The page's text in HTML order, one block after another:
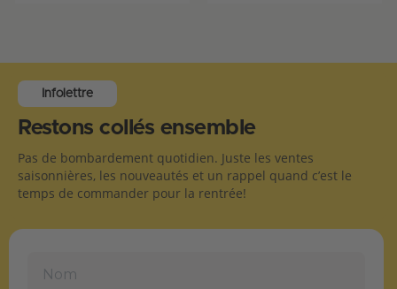
Infolettre
Restons collés ensemble
Pas de bombardement quotidien. Juste les ventes
saisonnières, les nouveautés et un rappel quand c’est le
temps de commander pour la rentrée!